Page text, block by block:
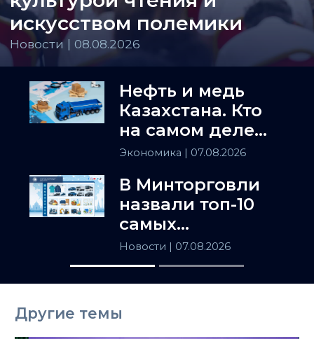
искусством полемики
Новости | 08.08.2026
Нефть и медь
Казахстана. Кто
на самом деле
держит
Азию
Экономика | 07.08.2026
В Минторговли
назвали топ-10
самых
популярных
товаров в
Казахстане
Новости | 07.08.2026
Другие темы